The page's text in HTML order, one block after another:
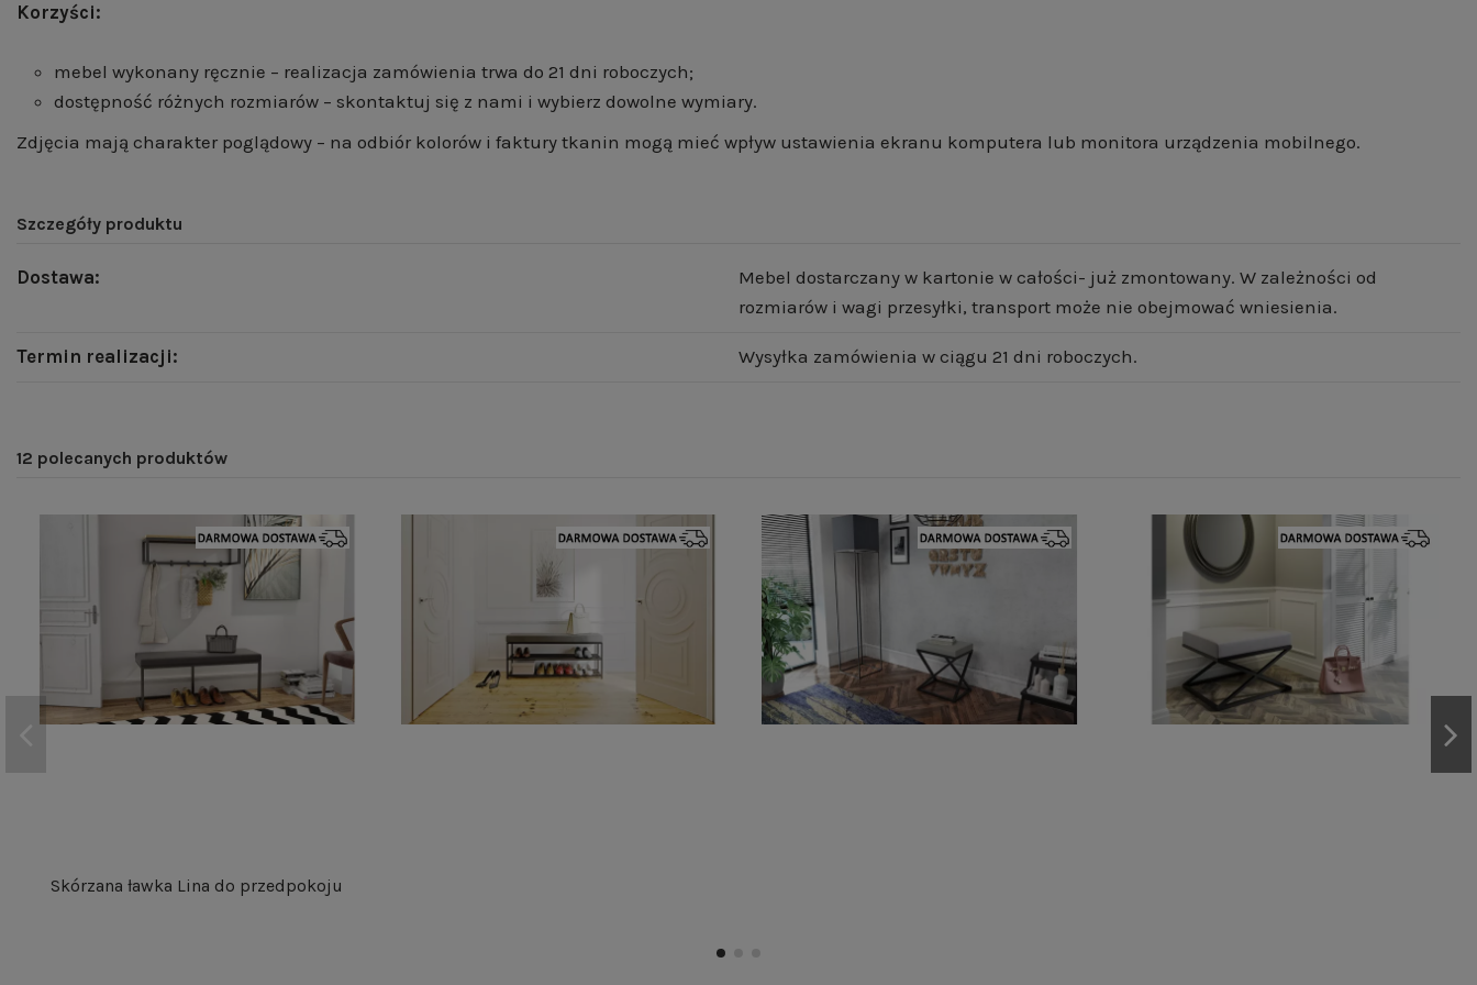
Korzyści:
mebel wykonany ręcznie – realizacja zamówienia trwa do 21 dni roboczych;
dostępność różnych rozmiarów – skontaktuj się z nami i wybierz dowolne wymiary.
Zdjęcia mają charakter poglądowy – na odbiór kolorów i faktury tkanin mogą mieć wpływ ustawienia ekranu komputera lub monitora urządzenia mobilnego.
Szczegóły produktu
Dostawa:
Mebel dostarczany w kartonie w całości- już zmontowany. W zależności od
rozmiarów i wagi przesyłki, transport może nie obejmować wniesienia.
Termin realizacji: Wysyłka zamówienia w ciągu 21 dni roboczych.
12 polecanych produktów
Skórzana ławka Lina do przedpokoju